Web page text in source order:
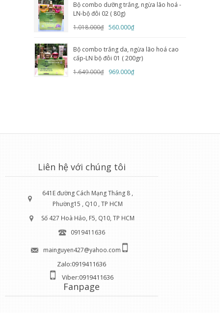
Bộ combo dưỡng trắng, ngừa lão hoá -
LN-bộ đôi 02 ( 80g)
1.018.000₫ 560.000₫
Bộ combo trắng da, ngừa lão hoá cao
cấp-LN bộ đôi 01 ( 200gr)
1.649.000₫
969.000₫
Liên hệ với chúng tôi
641E đường Cách Mạng Tháng 8 ,
Phường15 , Q10 , TP HCM
Số 427 Hoà Hảo, F5, Q10, TP HCM
0919411636
mainguyen427@yahoo.com
Zalo:0919411636
Viber:0919411636
Fanpage